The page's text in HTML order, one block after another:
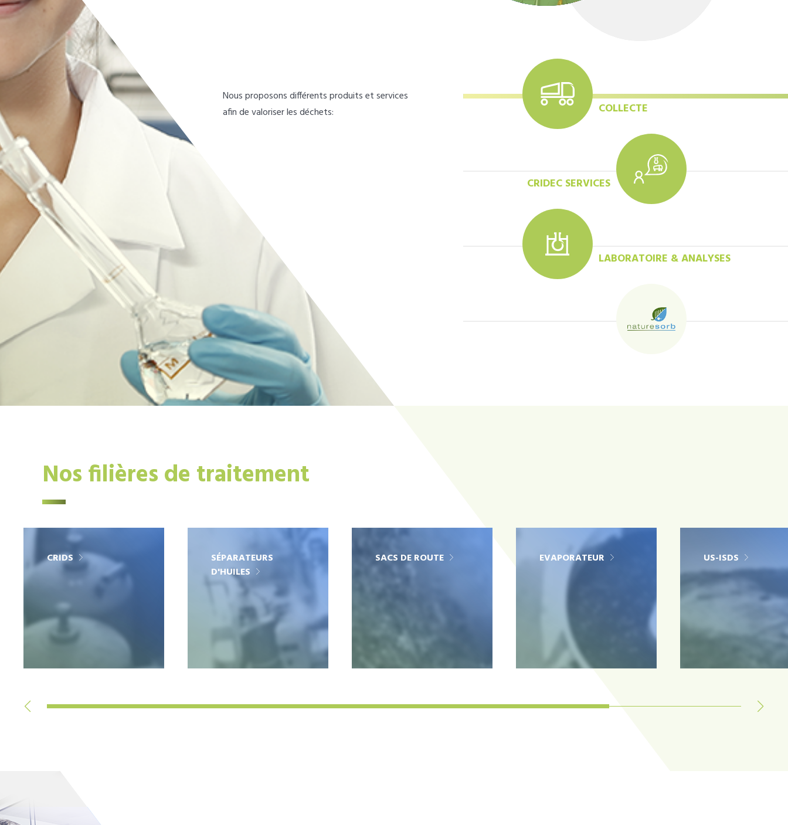
Nous proposons différents produits et services
afin de valoriser les déchets:
COLLECTE
CRIDEC SERVICES
LABORATOIRE & ANALYSES
Nos filières de traitement
CRIDS
SÉPARATEURS
D'HUILES
SACS DE ROUTE EVAPORATEUR US-ISDS